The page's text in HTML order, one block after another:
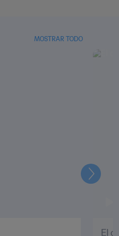
MOSTRAR TODO
El